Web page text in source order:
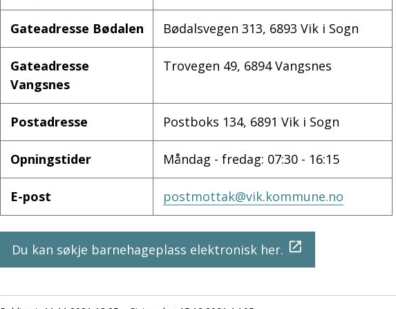
Gateadresse Bødalen Bødalsvegen 313, 6893 Vik i Sogn
Gateadresse
Vangsnes
Trovegen 49, 6894 Vangsnes
Postadresse Postboks 134, 6891 Vik i Sogn
Opningstider Måndag - fredag: 07:30 - 16:15
E-post postmottak@vik.kommune.no
Du kan søkje barnehageplass elektronisk her.